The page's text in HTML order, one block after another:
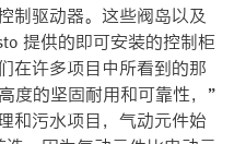
制驱动器。这些阀岛以及
提供的即可安装的控制柜
在许多项目中所看到的那
度的坚固耐用和可靠性，”
和污水项目，气动元件始